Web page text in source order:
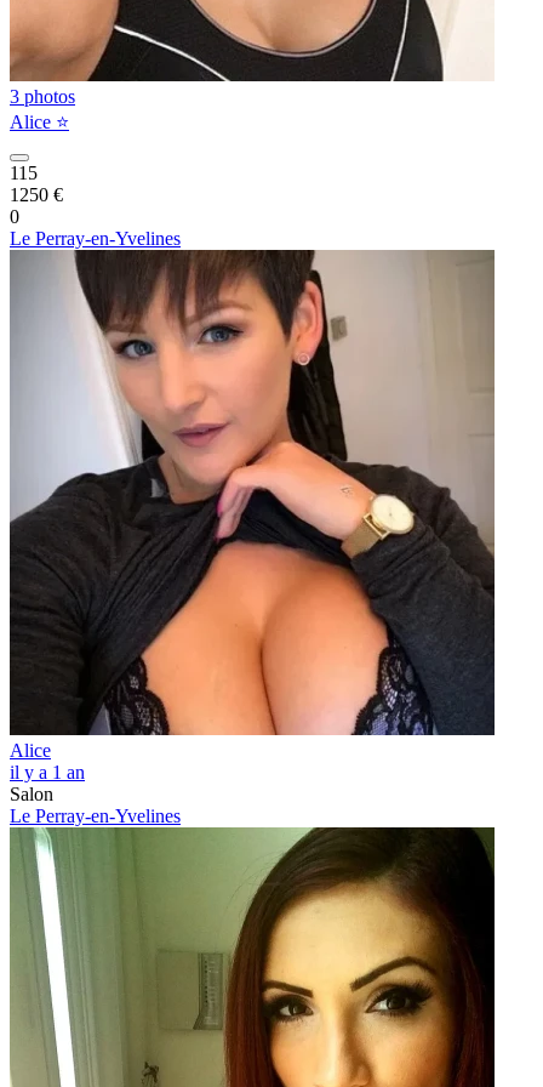
3 photos
Alice ⭐️
115
1250 €
0
Le Perray-en-Yvelines
Alice
il y a 1 an
Salon
Le Perray-en-Yvelines